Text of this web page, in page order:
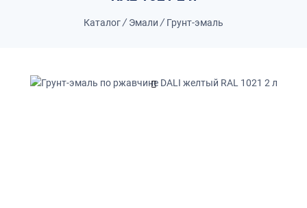
Каталог/ Эмали / Грунт-эмаль